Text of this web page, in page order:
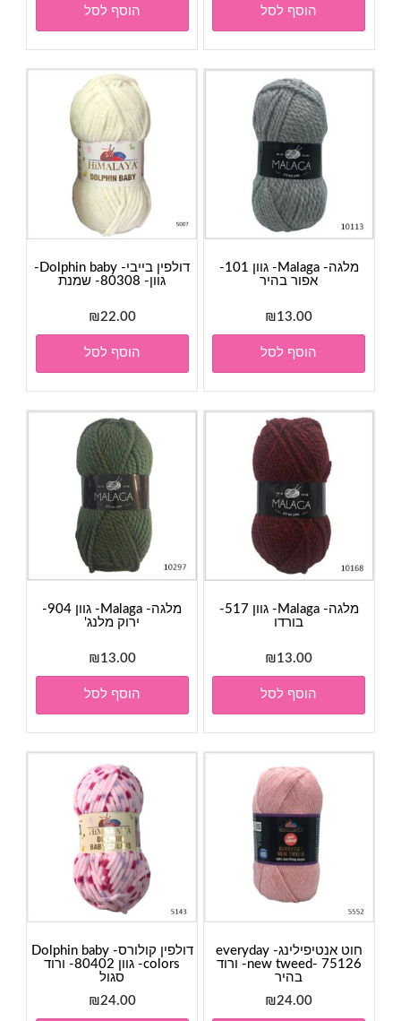
הוסף לסל הוסף לסל
מלגה- Malaga- גוון 101-
אפור בהיר
₪13.00
הוסף לסל
דולפין בייבי- Dolphin baby-
גוון- 80308- שמנת
₪22.00
הוסף לסל
מלגה- Malaga- גוון 517-
בורדו
₪13.00
הוסף לסל
מלגה- Malaga- גוון 904-
ירוק מלנג'
₪13.00
הוסף לסל
חוט אנטיפילינג- everyday
new tweed- 75126- ורוד
בהיר
₪24.00
דולפין קולורס- Dolphin baby
colors- גוון 80402- ורוד
סגול
₪24.00